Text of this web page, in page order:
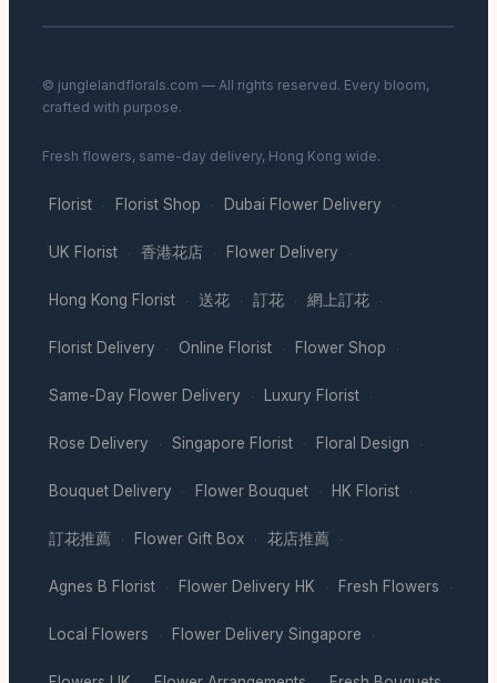
© junglelandflorals.com — All rights reserved. Every bloom,
crafted with purpose.
Fresh flowers, same-day delivery, Hong Kong wide.
Florist · Florist Shop · Dubai Flower Delivery ·
UK Florist · 香港花店 · Flower Delivery ·
Hong Kong Florist · 送花 · 訂花 · 網上訂花 ·
Florist Delivery · Online Florist · Flower Shop ·
Same-Day Flower Delivery · Luxury Florist ·
Rose Delivery · Singapore Florist · Floral Design ·
Bouquet Delivery · Flower Bouquet · HK Florist ·
訂花推薦 · Flower Gift Box · 花店推薦 ·
Agnes B Florist · Flower Delivery HK · Fresh Flowers ·
Local Flowers · Flower Delivery Singapore ·